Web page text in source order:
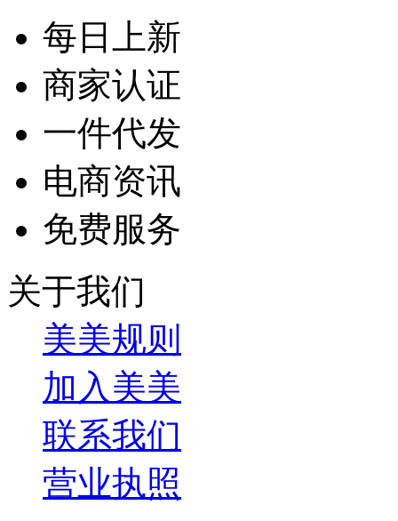
每日上新
商家认证
一件代发
电商资讯
免费服务
关于我们
美美规则
加入美美
联系我们
营业执照